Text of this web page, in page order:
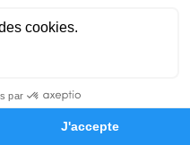
Hommages
Je rends hommage
10h30
et du Quercy de